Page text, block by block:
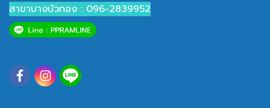
สาขาบางบัวทอง : 096-2839952